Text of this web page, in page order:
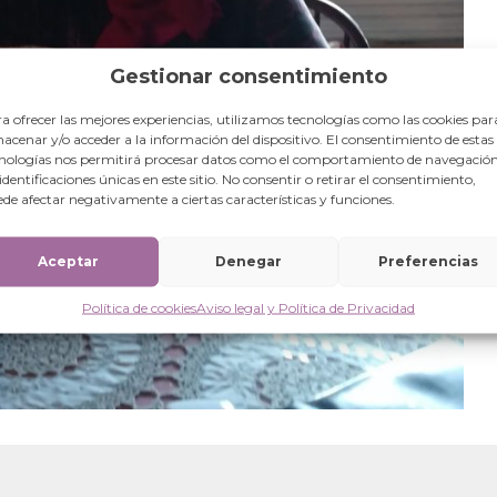
Gestionar consentimiento
ofrecer las mejores experiencias, utilizamos tecnologías como las cookies
y/o acceder a la información del dispositivo. El consentimiento de estas
nos permitirá procesar datos como el comportamiento de
únicas en este sitio. No consentir o retirar el consentimiento,
afectar negativamente a ciertas características y funciones.
Aceptar Denegar Preferencias
Política de cookiesAviso legal y Política de Privacidad